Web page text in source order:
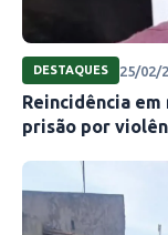
DESTAQUES 25/02/
Reincidência em
prisão por